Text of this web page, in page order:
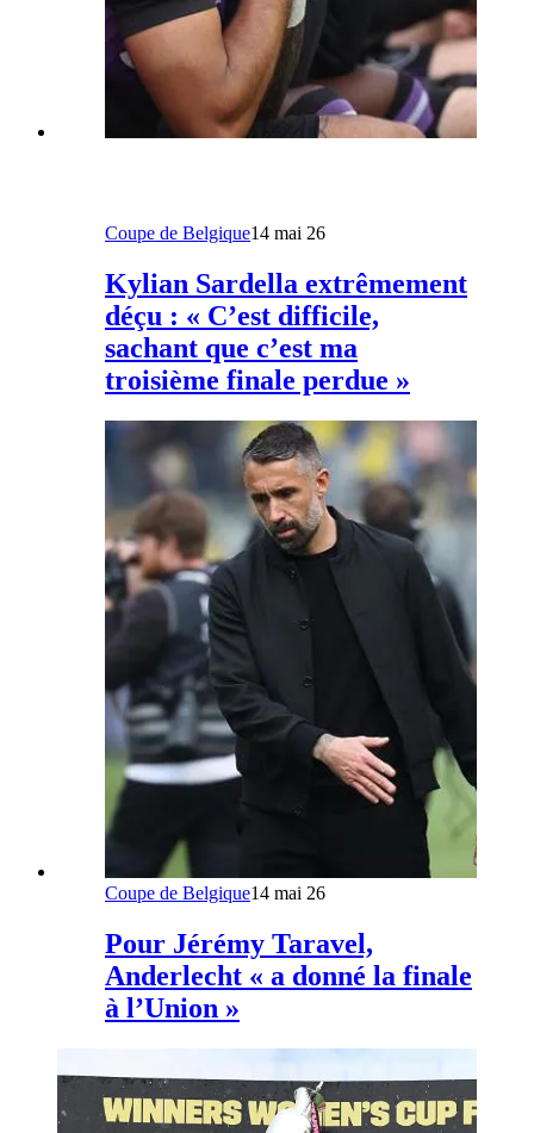
Coupe de Belgique14 mai 26
Kylian Sardella extrêmement
déçu : « C’est difficile,
sachant que c’est ma
troisième finale perdue »
Coupe de Belgique14 mai 26
Pour Jérémy Taravel,
Anderlecht « a donné la finale
à l’Union »